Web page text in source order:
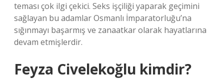
teması çok ilgi çekici. Seks işçiliği yaparak geçimini
sağlayan bu adamlar Osmanlı İmparatorluğu’na
sığınmayı başarmış ve zanaatkar olarak hayatlarına
devam etmişlerdir.
Feyza Civelekoğlu kimdir?